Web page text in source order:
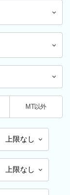
MT以外